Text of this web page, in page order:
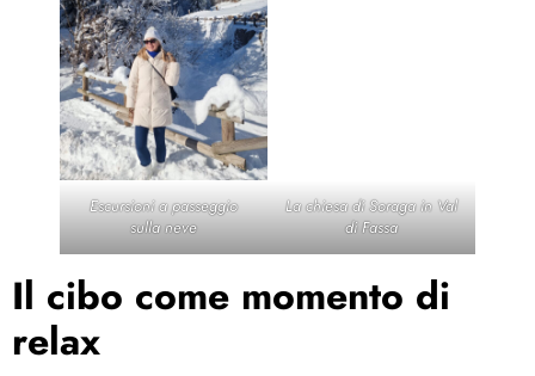
Escursioni a passeggio
sulla neve
La chiesa di Soraga in Val
di Fassa
Il cibo come momento di
relax